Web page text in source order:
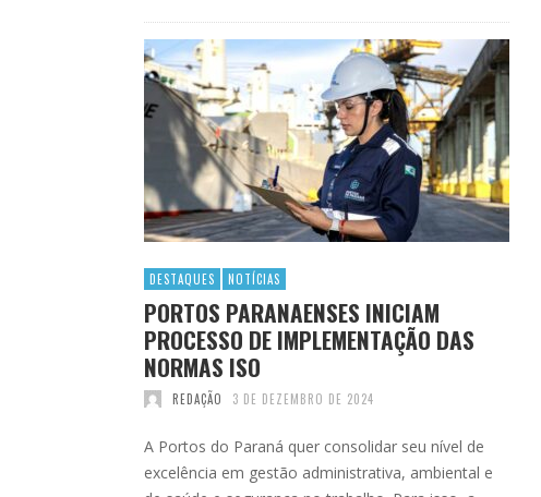
DESTAQUES NOTÍCIAS
PORTOS PARANAENSES INICIAM
PROCESSO DE IMPLEMENTAÇÃO DAS
NORMAS ISO
REDAÇÃO 3 DE DEZEMBRO DE 2024
A Portos do Paraná quer consolidar seu nível de
excelência em gestão administrativa, ambiental e